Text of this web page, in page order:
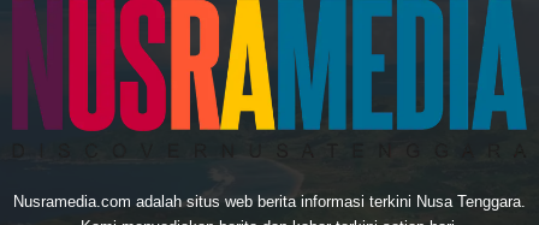
Nusramedia.com adalah situs web berita informasi terkini Nusa Tenggara.